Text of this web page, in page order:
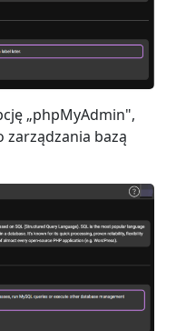
„phpMyAdmin",
bazą